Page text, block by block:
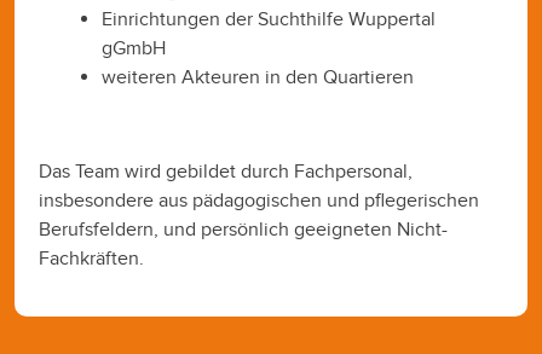
Einrichtungen der Suchthilfe Wuppertal
gGmbH
weiteren Akteuren in den Quartieren
Das Team wird gebildet durch Fachpersonal,
insbesondere aus pädagogischen und pflegerischen
Berufsfeldern, und persönlich geeigneten Nicht-
Fachkräften.